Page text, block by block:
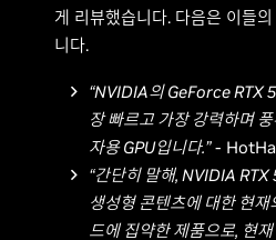
게 리뷰했습니다. 다음은 이들
니다.
“NVIDIA의 GeForce RTX
장 빠르고 가장 강력하며
자용 GPU입니다.”-
“간단히 말해, NVIDIA
생성형 콘텐츠에 대한 현
드에 집약한 제품으로, 현